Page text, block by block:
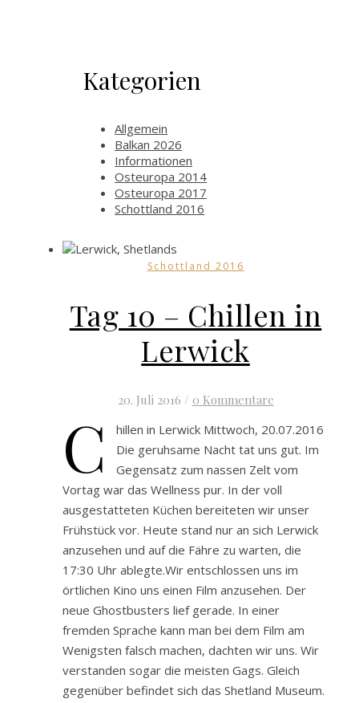
Kategorien
Allgemein
Balkan 2026
Informationen
Osteuropa 2014
Osteuropa 2017
Schottland 2016
Schottland 2016
Tag 10 – Chillen in
Lerwick
20. Juli 2016 / 0 Kommentare
C
hillen in Lerwick Mittwoch, 20.07.2016
Die geruhsame Nacht tat uns gut. Im
Gegensatz zum nassen Zelt vom
Vortag war das Wellness pur. In der voll
ausgestatteten Küchen bereiteten wir unser
Frühstück vor. Heute stand nur an sich Lerwick
anzusehen und auf die Fähre zu warten, die
17:30 Uhr ablegte.Wir entschlossen uns im
örtlichen Kino uns einen Film anzusehen. Der
neue Ghostbusters lief gerade. In einer
fremden Sprache kann man bei dem Film am
Wenigsten falsch machen, dachten wir uns. Wir
verstanden sogar die meisten Gags. Gleich
gegenüber befindet sich das Shetland Museum.